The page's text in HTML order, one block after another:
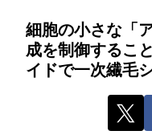
細胞の小さな「
成を制御するこ
イドで一次繊毛